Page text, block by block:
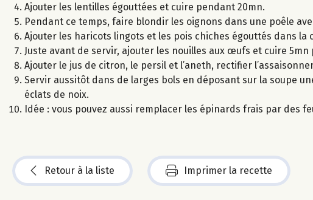
Ajouter les lentilles égouttées et cuire pendant 20mn.
Pendant ce temps, faire blondir les oignons dans une poêle
Ajouter les haricots lingots et les pois chiches égouttés dans
Juste avant de servir, ajouter les nouilles aux œufs et cuire 5mn
Ajouter le jus de citron, le persil et l’aneth, rectifier
Servir aussitôt dans de larges bols en déposant sur la soupe
éclats de noix.
Idée : vous pouvez aussi remplacer les épinards frais par des
Retour à la liste Imprimer la recette